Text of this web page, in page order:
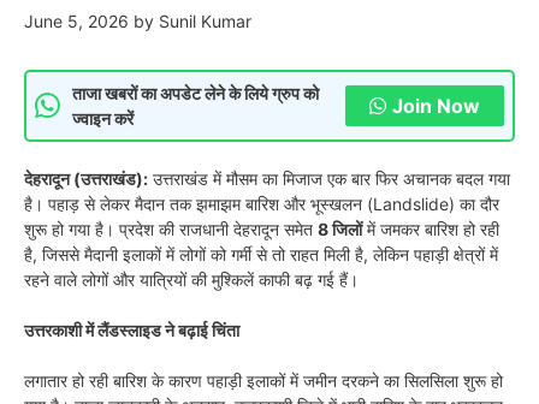
June 5, 2026 by Sunil Kumar
ताजा खबरों का अपडेट लेने के लिये ग्रुप को
ज्वाइन करें
Join Now
देहरादून (उत्तराखंड): उत्तराखंड में मौसम का मिजाज एक बार फिर अचानक बदल गया
है। पहाड़ से लेकर मैदान तक झमाझम बारिश और भूस्खलन (Landslide) का दौर
शुरू हो गया है। प्रदेश की राजधानी देहरादून समेत 8 जिलोंमें जमकर बारिश हो रही
है, जिससे मैदानी इलाकों में लोगों को गर्मी से तो राहत मिली है, लेकिन पहाड़ी क्षेत्रों में
रहने वाले लोगों और यात्रियों की मुश्किलें काफी बढ़ गई हैं।
उत्तरकाशी में लैंडस्लाइड ने बढ़ाई चिंता
लगातार हो रही बारिश के कारण पहाड़ी इलाकों में जमीन दरकने का सिलसिला शुरू हो